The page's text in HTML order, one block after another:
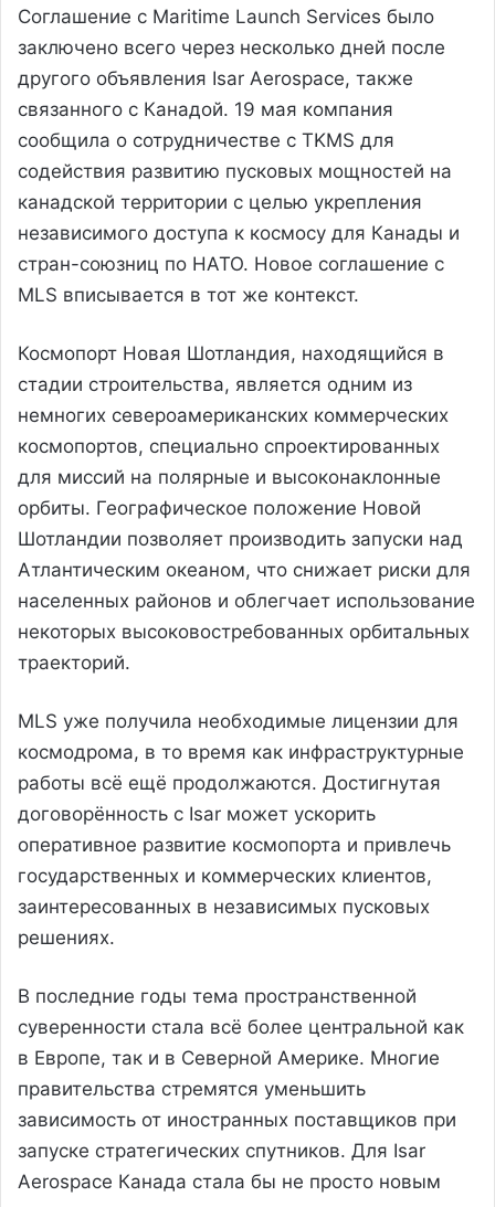
Соглашение с Maritime Launch Services было
заключено всего через несколько дней после
другого объявления Isar Aerospace, также
связанного с Канадой. 19 мая компания
сообщила о сотрудничестве с TKMS для
содействия развитию пусковых мощностей на
канадской территории с целью укрепления
независимого доступа к космосу для Канады и
стран-союзниц по НАТО. Новое соглашение с
MLS вписывается в тот же контекст.
Космопорт Новая Шотландия, находящийся в
стадии строительства, является одним из
немногих североамериканских коммерческих
космопортов, специально спроектированных
для миссий на полярные и высоконаклонные
орбиты. Географическое положение Новой
Шотландии позволяет производить запуски над
Атлантическим океаном, что снижает риски для
населенных районов и облегчает использование
некоторых высоковостребованных орбитальных
траекторий.
MLS уже получила необходимые лицензии для
космодрома, в то время как инфраструктурные
работы всё ещё продолжаются. Достигнутая
договорённость с Isar может ускорить
оперативное развитие космопорта и привлечь
государственных и коммерческих клиентов,
заинтересованных в независимых пусковых
решениях.
В последние годы тема пространственной
суверенности стала всё более центральной как
в Европе, так и в Северной Америке. Многие
правительства стремятся уменьшить
зависимость от иностранных поставщиков при
запуске стратегических спутников. Для Isar
Aerospace Канада стала бы не просто новым